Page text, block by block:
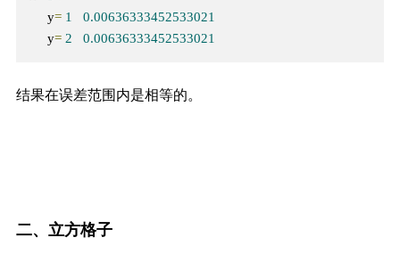
     y
= 1
0.00636333452533021
     y
= 2 0.00636333452533021
结果在误差范围内是相等的。
二、立方格子